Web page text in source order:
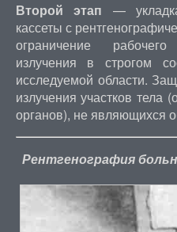
Второй этап —
кассеты с
ограничение
излучения в строгом
исследуемой области.
излучения участков тела
органов), не являющихся
Рентгенография